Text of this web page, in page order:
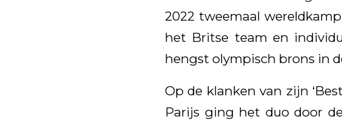
2022 tweemaal
het Britse team en
hengst olympisch brons in
Op de klanken van zijn
Parijs ging het duo door